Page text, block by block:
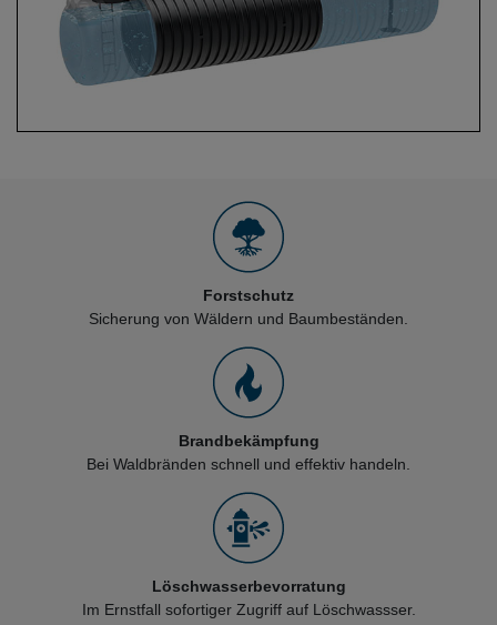
Forstschutz
Sicherung von Wäldern und Baumbeständen.
Brandbekämpfung
Bei Waldbränden schnell und effektiv handeln.
Löschwasserbevorratung
Im Ernstfall sofortiger Zugriff auf Löschwassser.